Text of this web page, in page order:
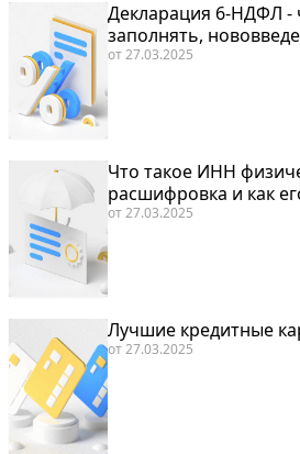
Декларация 6-НДФЛ -
заполнять,
от27.03.2025
Что такое ИНН
расшифровка и как
от27.03.2025
Лучшие кредитные
от27.03.2025